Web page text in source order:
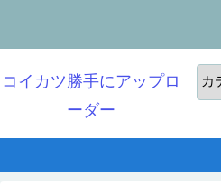
コイカツ勝手にアップロ
ーダー